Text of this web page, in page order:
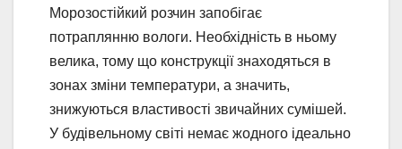
Морозостійкий розчин запобігає
потраплянню вологи. Необхідність в ньому
велика, тому що конструкції знаходяться в
зонах зміни температури, а значить,
знижуються властивості звичайних сумішей.
У будівельному світі немає жодного ідеально